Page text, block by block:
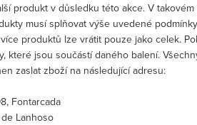
produkt v důsledku této akce. V
musí splňovat výše uvedené
produktů lze vrátit pouze jako celek.
které jsou součástí daného balení.
zaslat zboží na následující adresu:
Fontarcada
Lanhoso